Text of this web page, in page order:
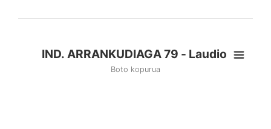
IND. ARRANKUDIAGA 79 - Laudio
Boto kopurua